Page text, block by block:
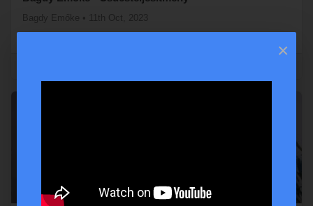
Bagdy Emőke •
11th Oct, 2023
×